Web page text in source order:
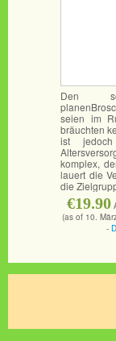
Den
seien im
bräuchten
ist
komplex,
lauert die
die
€19.90
(as of 10.
-